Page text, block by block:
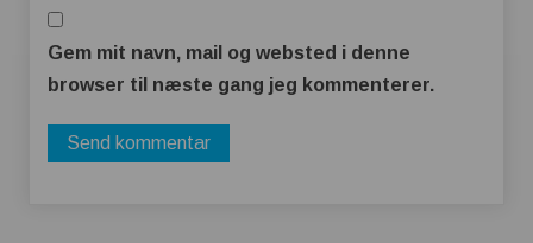
Gem mit navn, mail og websted i denne
browser til næste gang jeg kommenterer.